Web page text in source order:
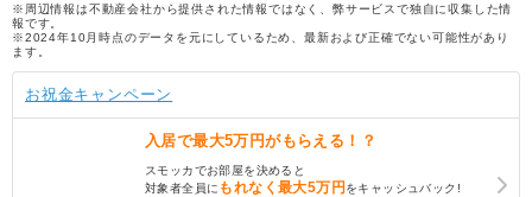
※周辺情報は不動産会社から提供された情報ではなく、弊サービスで独自に収集した情
報です。
※2024年10月時点のデータを元にしているため、最新および正確でない可能性があり
ます。
お祝金キャンペーン
入居で最大5万円がもらえる！？
スモッカでお部屋を決めると
対象者全員に もれなく最大5万円をキャッシュバック!